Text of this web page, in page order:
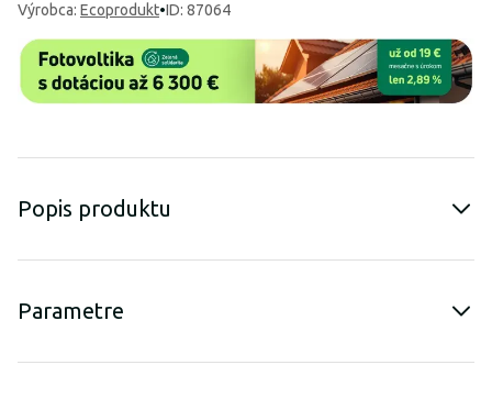
Výrobca: Ecoprodukt•ID: 87064
Popis produktu
Parametre